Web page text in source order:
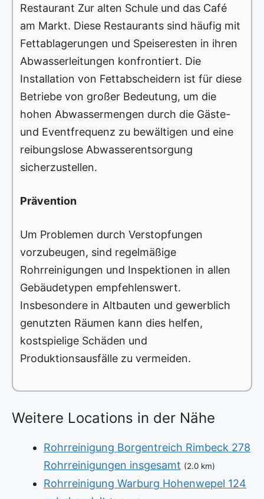
Restaurant Zur alten Schule und das Café
am Markt. Diese Restaurants sind häufig mit
Fettablagerungen und Speiseresten in ihren
Abwasserleitungen konfrontiert. Die
Installation von Fettabscheidern ist für diese
Betriebe von großer Bedeutung, um die
hohen Abwassermengen durch die Gäste-
und Eventfrequenz zu bewältigen und eine
reibungslose Abwasserentsorgung
sicherzustellen.
Prävention
Um Problemen durch Verstopfungen
vorzubeugen, sind regelmäßige
Rohrreinigungen und Inspektionen in allen
Gebäudetypen empfehlenswert.
Insbesondere in Altbauten und gewerblich
genutzten Räumen kann dies helfen,
kostspielige Schäden und
Produktionsausfälle zu vermeiden.
Weitere Locations in der Nähe
Rohrreinigung Borgentreich Rimbeck 278
Rohrreinigungen insgesamt (2.0 km)
Rohrreinigung Warburg Hohenwepel 124